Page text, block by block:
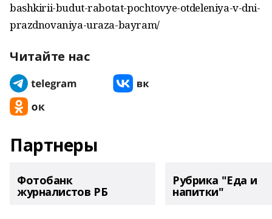
bashkirii-budut-rabotat-pochtovye-otdeleniya-v-dni-
prazdnovaniya-uraza-bayram/
Читайте нас
Партнеры
Фотобанк
журналистов РБ
Рубрика "Еда и
напитки"